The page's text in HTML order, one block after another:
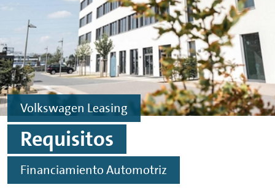
Volkswagen Leasing
Requisitos
Financiamiento Automotriz